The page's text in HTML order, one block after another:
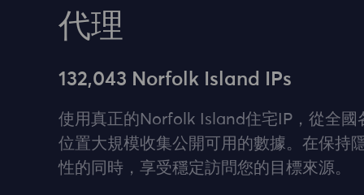
代理
132,043 Norfolk Island IPs
使用真正的Norfolk Island住宅IP，從全國
位置大規模收集公開可用的數據。在保持
性的同時，享受穩定訪問您的目標來源。